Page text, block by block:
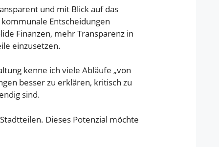
und mit Blick auf das
Entscheidungen
Finanzen, mehr Transparenz in
einzusetzen.
kenne ich viele Abläufe „von
besser zu erklären, kritisch zu
sind.
Dieses Potenzial möchte